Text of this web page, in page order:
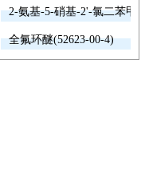
2-氨基-5-硝基-2'-氯二苯甲酮
全氟环醚(52623-00-4)